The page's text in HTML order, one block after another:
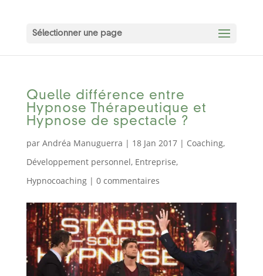
Sélectionner une page
Quelle différence entre
Hypnose Thérapeutique et
Hypnose de spectacle ?
par Andréa Manuguerra | 18 Jan 2017| Coaching,
Développement personnel, Entreprise,
Hypnocoaching| 0 commentaires